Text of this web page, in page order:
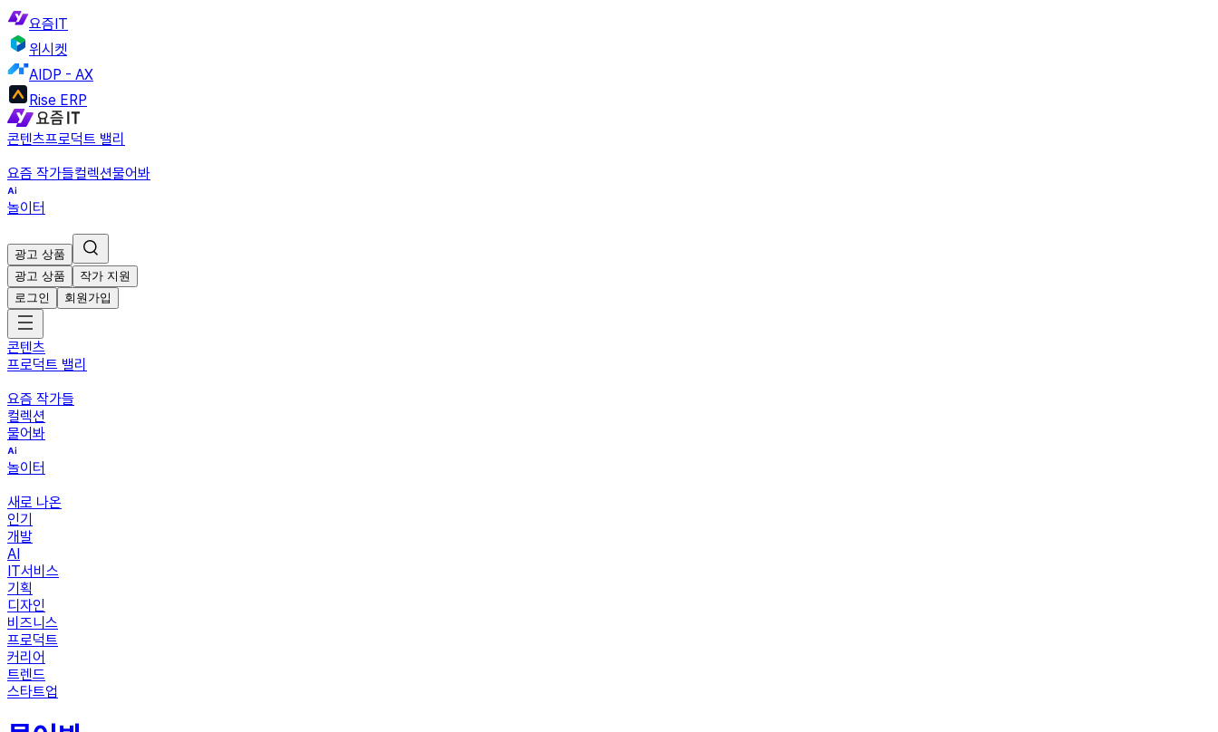
요즘IT
위시켓
AIDP - AX
Rise ERP
콘텐츠프로덕트 밸리
요즘 작가들컬렉션물어봐
놀이터
광고 상품
광고 상품
작가 지원
로그인
회원가입
콘텐츠
프로덕트 밸리
요즘 작가들
컬렉션
물어봐
놀이터
새로 나온
인기
개발
AI
IT서비스
기획
디자인
비즈니스
프로덕트
커리어
트렌드
스타트업